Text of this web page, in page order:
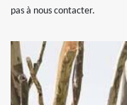
pas à nous contacter.